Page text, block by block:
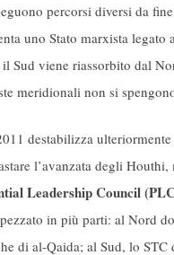
percorsi diversi da
uno Stato marxista
Sud viene riassorbito dal
meridionali non si
destabilizza
l’avanzata degli
Leadership Council
in più parti: al Nord
di al-Qaida; al Sud, lo